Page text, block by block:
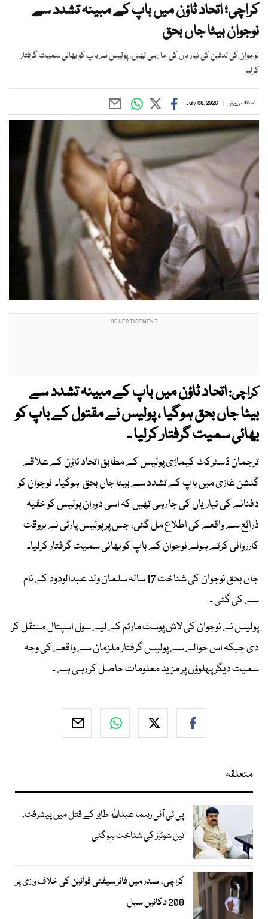
کراچی؛ اتحاد ٹاؤن میں باپ کے مبینہ تشدد سے
نوجوان بیٹا جاں بحق
نوجوان کی تدفین کی تیاریاں کی جا رہی تھیں، پولیس نے باپ کو بھائی سمیت گرفتار
کرلیا
اسٹاف رپورٹر July 08, 2026
کراچی:اتحاد ٹاؤن میں باپ کے مبینہ تشدد سے
بیٹا جاں بحق ہوگیا ، پولیس نے مقتول کے باپ کو
بھائی سمیت گرفتار کرلیا ۔
ترجمان ڈسٹرکٹ کیماڑی پولیس کے مطابق اتحاد ٹاؤن کے علاقے
گلشن غازی میں باپ کے تشدد سے بیٹا جاں بحق ہوگیا۔ نوجوان کو
دفنانے کی تیاریاں کی جا رہی تھیں کہ اسی دوران پولیس کو خفیہ
ذرائع سے واقعے کی اطلاع مل گئی، جس پر پولیس پارٹی نے بروقت
کارروائی کرتے ہوئے نوجوان کے باپ کو بھائی سمیت گرفتار کرلیا۔
جاں بحق نوجوان کی شناخت 17 سالہ سلمان ولد عبدالودود کے نام
سے کی گئی ۔
پولیس نے نوجوان کی لاش پوسٹ مارٹم کے لیے سول اسپتال منتقل کر
دی جبکہ اس حوالے سے پولیس گرفتار ملزمان سے واقعے کی وجہ
سمیت دیگر پہلوؤں پر مزید معلومات حاصل کر رہی ہے ۔
متعلقہ
پی ٹی آئی رہنما عبداللہ طایر کے قتل میں پیشرفت،
تین شوٹرز کی شناخت ہوگئی
کراچی، صدر میں فائر سیفٹی قوانین کی خلاف ورزی پر
200 دکانیں سیل